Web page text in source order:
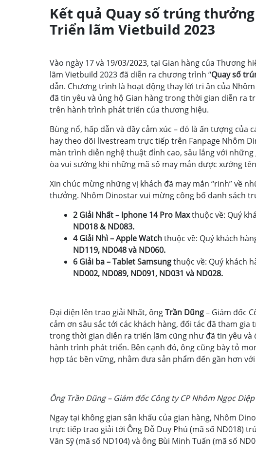
Kết quả Quay số trúng
Triển lãm Vietbuild 2023
Vào ngày 17 và 19/03/2023, tại Gian hàng của Thương
lãm Vietbuild 2023 đã diễn ra chương trình “Quay số
dẫn. Chương trình là hoạt động thay lời tri ân của
đã tin yêu và ủng hộ Gian hàng trong thời gian diễn ra
trên hành trình phát triển của thương hiệu.
Bùng nổ, hấp dẫn và đầy cảm xúc – đó là ấn tượng của
hay theo dõi livestream trực tiếp trên Fanpage Nhôm
màn trình diễn nghệ thuật đỉnh cao, sâu lắng với
òa vui sướng khi những mã số may mắn được xướng
Xin chúc mừng những vị khách đã may mắn “rinh” về
thưởng. Nhôm Dinostar vui mừng công bố danh sách
2 Giải Nhất – Iphone 14 Pro Maxthuộc về: Quý
ND018 & ND083.
4 Giải Nhì – Apple Watchthuộc về: Quý khách
ND119, ND048 và ND060.
6 Giải ba – Tablet Samsungthuộc về: Quý khách
ND002, ND089, ND091, ND031 và ND028.
Đại diện lên trao giải Nhất, ôngTrần Dũng– Giám đốc
cảm ơn sâu sắc tới các khách hàng, đối tác đã tham
trong thời gian diễn ra triển lãm cũng như đã tin yêu
hành trình phát triển. Bên cạnh đó, ông cũng bày tỏ
hợp tác bền vững, nhằm đưa sản phẩm đến gần hơn
Ông Trần Dũng – Giám đốc Công ty CP Nhôm Ngọc
Ngay tại không gian sân khấu của gian hàng, Nhôm
trực tiếp trao giải tới Ông Đỗ Duy Phú (mã số ND018)
Văn Sỹ (mã số ND104) và ông Bùi Minh Tuấn (mã số